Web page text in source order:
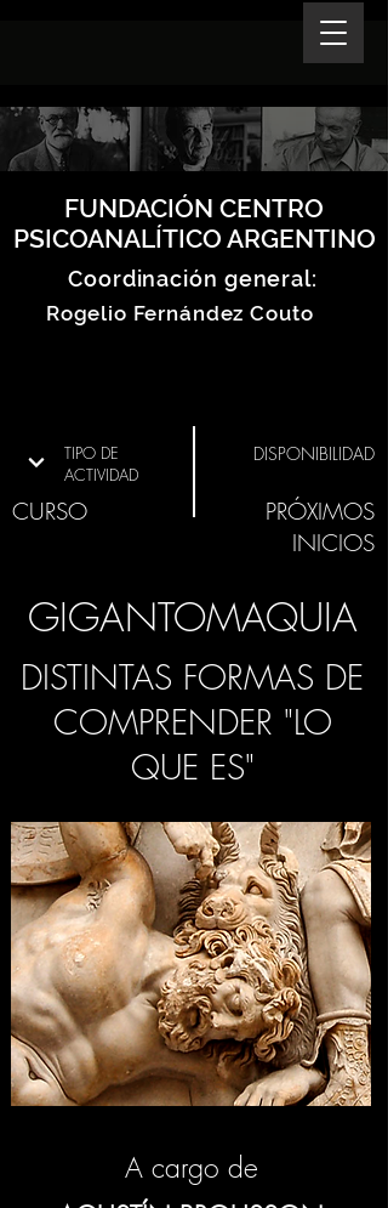
FUNDACIÓN CENTRO
PSICOANALÍTICO ARGENTINO
Coordinación general:
Rogelio Fernández Couto
TIPO DE
ACTIVIDAD
CURSO
DISPONIBILIDAD
PRÓXIMOS
INICIOS
GIGANTOMAQUIA
DISTINTAS FORMAS DE
COMPRENDER "LO
QUE ES"
A cargo de